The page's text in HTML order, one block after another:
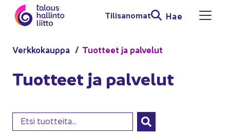
Siir­ry si­säl­töön
Ti­li­sa­no­mat Hae Avaa
Verk­ko­kaup­pa Tuot­teet ja pal­ve­lut
Tuot­teet ja pal­ve­lut
Sanahaku Hae